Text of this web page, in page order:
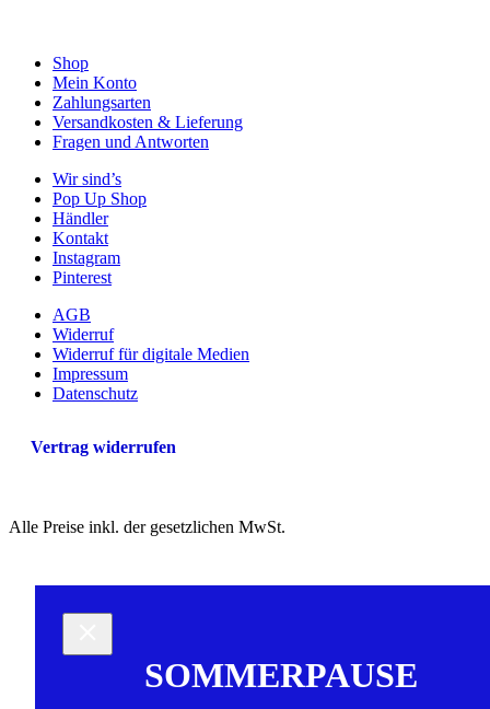
Shop
Mein Konto
Zahlungsarten
Versandkosten & Lieferung
Fragen und Antworten
Wir sind’s
Pop Up Shop
Händler
Kontakt
Instagram
Pinterest
AGB
Widerruf
Widerruf für digitale Medien
Impressum
Datenschutz
Vertrag widerrufen
Alle Preise inkl. der gesetzlichen MwSt.
SOMMERPAUSE